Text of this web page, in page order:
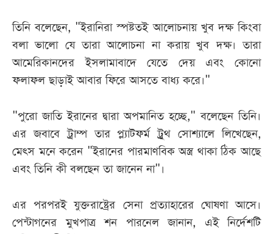
তিনি বলেছেন, "ইরানিরা স্পষ্টতই আলোচনায় খুব দক্ষ কিংবা
বলা ভালো যে তারা আলোচনা না করায় খুব দক্ষ। তারা
আমেরিকানদের ইসলামাবাদে যেতে দেয় এবং কোনো
ফলাফল ছাড়াই আবার ফিরে আসতে বাধ্য করে।"
"পুরো জাতি ইরানের দ্বারা অপমানিত হচ্ছে," বলেছেন তিনি।
এর জবাবে ট্রাম্প তার প্ল্যাটফর্ম ট্রুথ সোশ্যালে লিখেছেন,
মেৎস মনে করেন "ইরানের পারমাণবিক অস্ত্র থাকা ঠিক আছে
এবং তিনি কী বলছেন তা জানেন না"।
এর পরপরই যুক্তরাষ্ট্রের সেনা প্রত্যাহারের ঘোষণা আসে।
পেন্টাগনের মুখপাত্র শন পারনেল জানান, এই নির্দেশটি